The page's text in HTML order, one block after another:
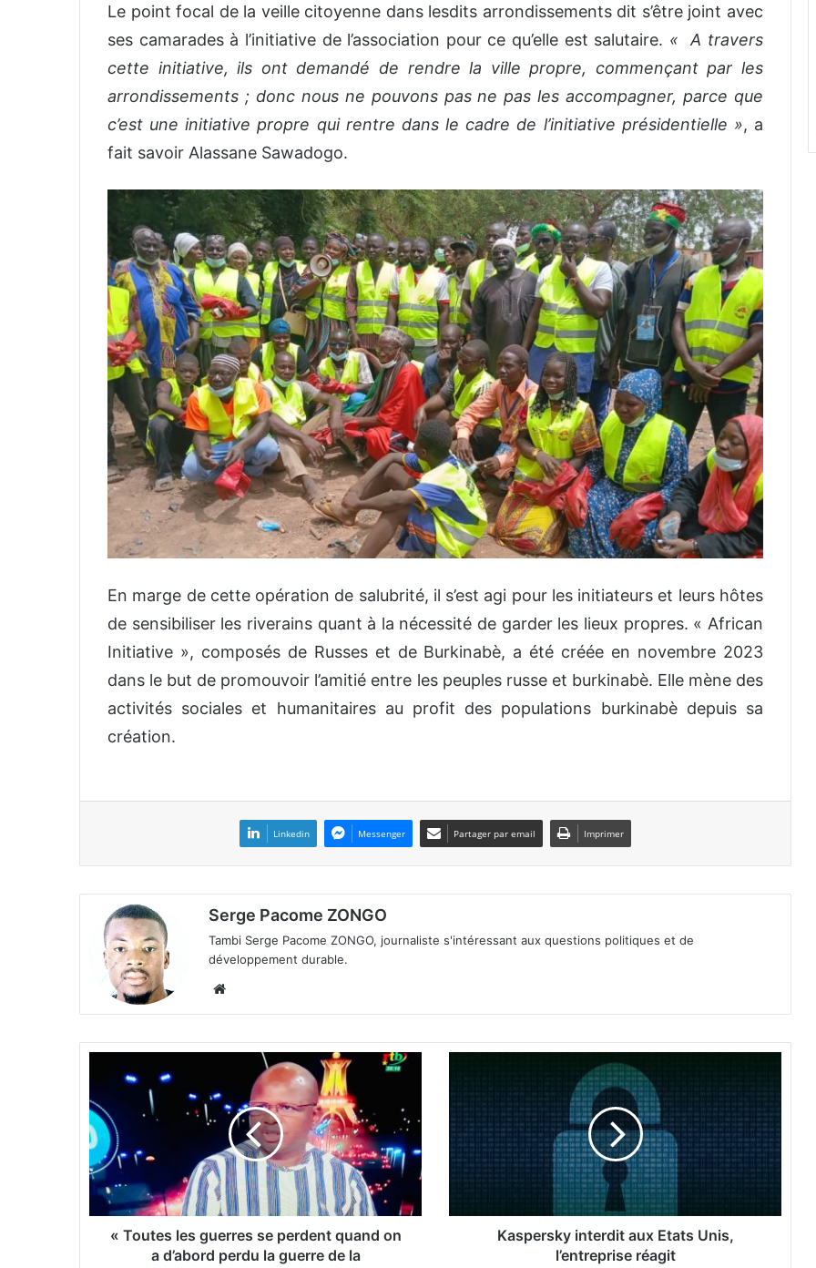
Le point focal de la veille citoyenne dans lesdits arrondissements dit s’être joint avec
ses camarades à l’initiative de l’association pour ce qu’elle est salutaire. « A travers
cette initiative, ils ont demandé de rendre la ville propre, commençant par les
arrondissements ; donc nous ne pouvons pas ne pas les accompagner, parce que
c’est une initiative propre qui rentre dans le cadre de l’initiative présidentielle », a
fait savoir Alassane Sawadogo.
En marge de cette opération de salubrité, il s’est agi pour les initiateurs et leurs hôtes
de sensibiliser les riverains quant à la nécessité de garder les lieux propres. « African
Initiative », composés de Russes et de Burkinabè, a été créée en novembre 2023
dans le but de promouvoir l’amitié entre les peuples russe et burkinabè. Elle mène des
activités sociales et humanitaires au profit des populations burkinabè depuis sa
création.
Linkedin Messenger Partager par email Imprimer
Serge Pacome ZONGO
Tambi Serge Pacome ZONGO, journaliste s'intéressant aux questions politiques et de
développement durable.
bsi
T
o
u
e
s
l
« Toutes les guerres se perdent quand on
a d’abord perdu la guerre de la
p
e
y
Kaspersky interdit aux Etats Unis,
l’entreprise réagit